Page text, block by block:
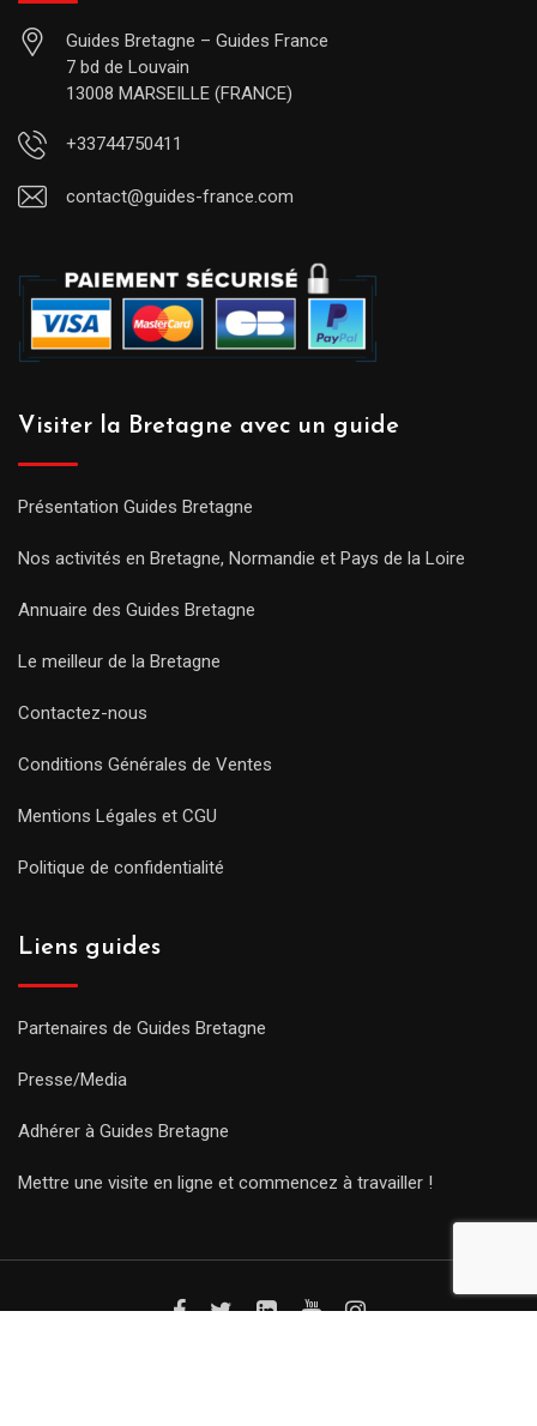
Guides Bretagne – Guides France
7 bd de Louvain
13008 MARSEILLE (FRANCE)
+33744750411
contact@guides-france.com
Visiter la Bretagne avec un guide
Présentation Guides Bretagne
Nos activités en Bretagne, Normandie et Pays de la Loire
Annuaire des Guides Bretagne
Le meilleur de la Bretagne
Contactez-nous
Conditions Générales de Ventes
Mentions Légales et CGU
Politique de confidentialité
Liens guides
Partenaires de Guides Bretagne
Presse/Media
Adhérer à Guides Bretagne
Mettre une visite en ligne et commencez à travailler !